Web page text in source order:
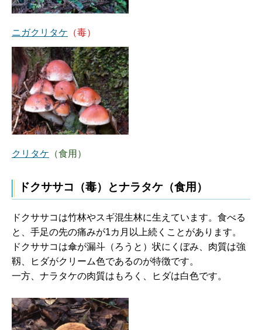
ニガクリタケ （毒）
クリタケ （食用）
ドクササコ（毒）とナラタケ（食用）
ドクササコは竹林やスギ混生林に生えています。食べる
と、手足の先の痛みが1カ月以上続くことがあります。
ドクササコは傘が漏斗（ろうと）状にくぼみ、肉質は強
靱、ヒダがクリーム色であるのが特徴です。
一方、ナラタケの肉質はもろく、ヒダは白色です。